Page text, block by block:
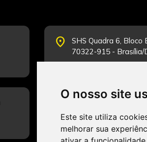
O nosso site
Este site utiliza
melhorar sua
place
SHS Quadra 6, Bloco
70322-915 - Brasília/
schedule
Fale Conosco.